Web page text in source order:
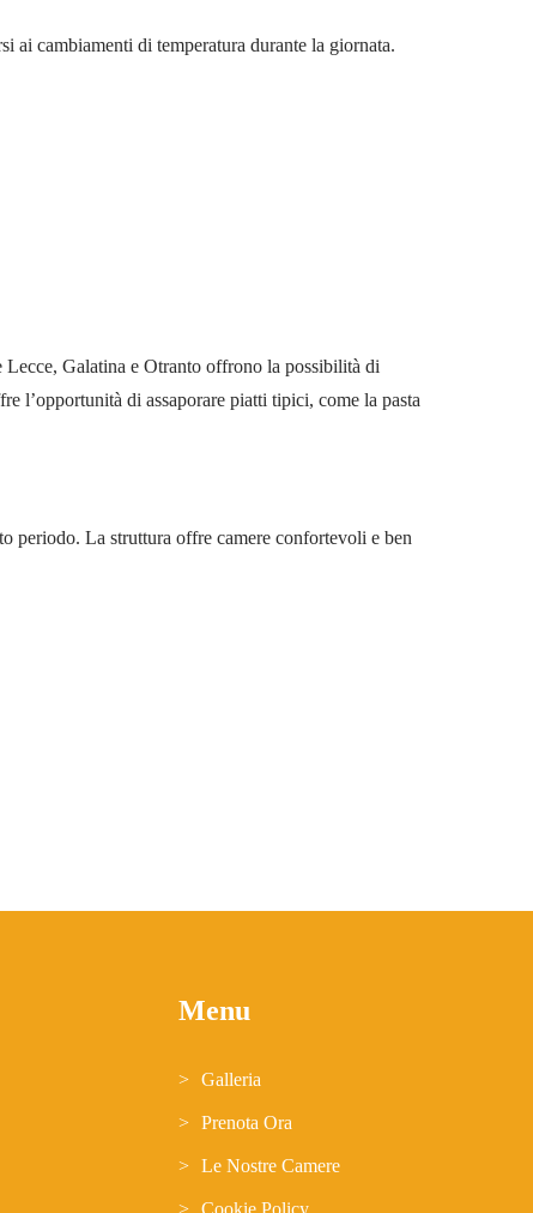
ai cambiamenti di temperatura durante la giornata.
Galatina e Otranto offrono la possibilità di
l’opportunità di assaporare piatti tipici, come la pasta
periodo. La struttura offre camere confortevoli e ben
Menu
Galleria
Prenota Ora
Le Nostre Camere
Cookie Policy